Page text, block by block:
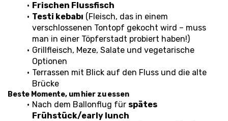
Frischen Flussfisch
Testi kebabı (Fleisch, das in einem
verschlossenen Tontopf gekocht wird – muss
man in einer Töpferstadt probiert haben!)
Grillfleisch, Meze, Salate und vegetarische
Optionen
Terrassen mit Blick auf den Fluss und die alte
Brücke
Beste Momente, um hier zu essen
Nach dem Ballonflug für spätes
Frühstück/early lunch